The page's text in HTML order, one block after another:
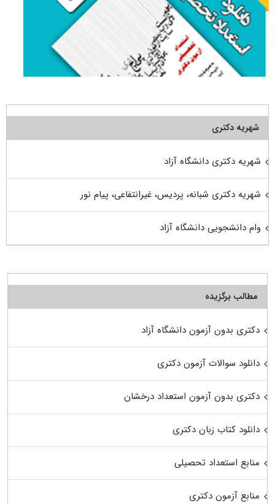
شهریه دکتری
شهریه دکتری دانشگاه آزاد
شهریه دکتری شبانه، پردیس، غیرانتفاعی، پیام نور
وام دانشجویی دانشگاه آزاد
مطالب برگزیده
دکتری بدون آزمون دانشگاه آزاد
دانلود سوالات آزمون دکتری
دکتری بدون آزمون استعداد درخشان
دانلود کتاب زبان دکتری
منابع استعداد تحصیلی
منابع آزمون دکتری